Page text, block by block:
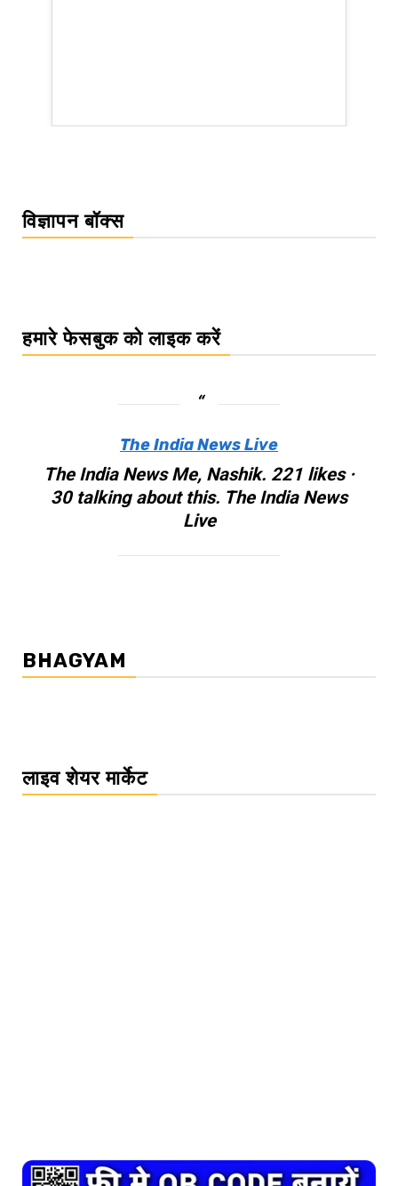
विज्ञापन बॉक्स
हमारे फेसबुक को लाइक करें
The India News Live
The India News Me, Nashik. 221 likes ·
30 talking about this. The India News
Live
BHAGYAM
लाइव शेयर मार्केट